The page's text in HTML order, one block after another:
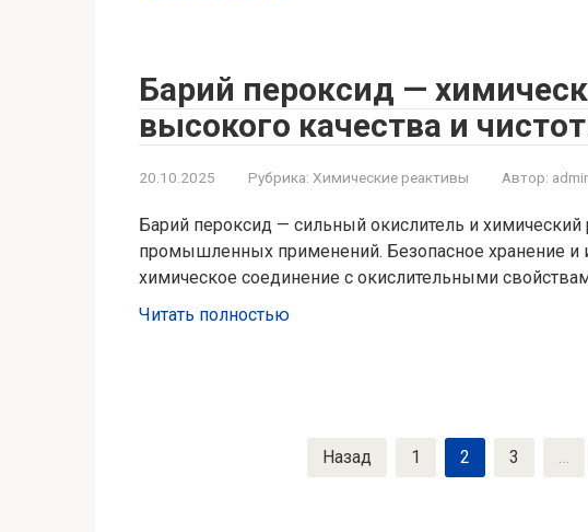
Барий пероксид —
высокого качества и
20.10.2025 Рубрика: Химические реактивы Автор:
Барий пероксид — сильный окислитель и химический
промышленных применений. Безопасное хранение и
химическое соединение с окислительными
Читать полностью
Назад 1 2 3 …